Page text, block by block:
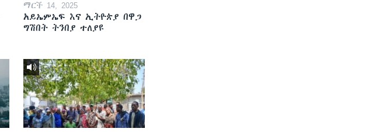
ማርች 14, 2025
አይኤምኤፍ እና ኢትዮጵያ በዋጋ
ግሽበት ትንበያ ተለያዩ